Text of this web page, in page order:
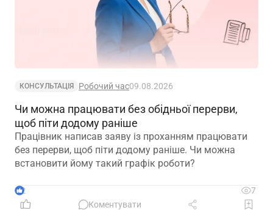
КОНСУЛЬТАЦІЯ Робочий час09.08.2026
Чи можна працювати без обідньої перерви,
щоб піти додому раніше
Працівник написав заяву із проханням працювати
без перерви, щоб піти додому раніше. Чи можна
встановити йому такий графік роботи?
2
7
Коментувати